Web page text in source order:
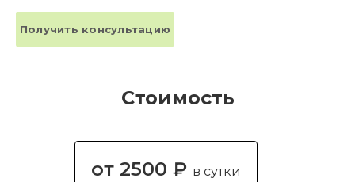
Получить консультацию
Стоимость
от 2500 ₽ в сутки